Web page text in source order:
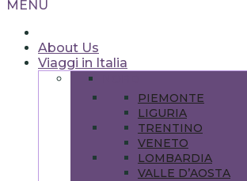
MENU
About Us
Viaggi in Italia
PIEMONTE
LIGURIA
TRENTINO
VENETO
LOMBARDIA
VALLE D’AOSTA